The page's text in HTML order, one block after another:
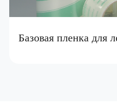
Базовая пленка для